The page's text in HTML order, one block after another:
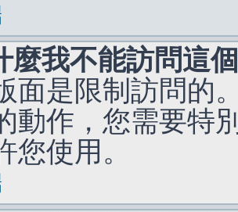
麼我不能訪問這
面是限制訪問的
動作，您需要特
您使用。